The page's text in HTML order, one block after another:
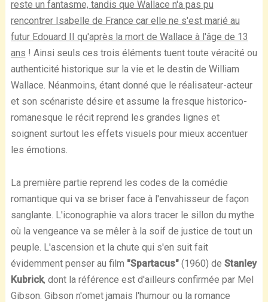
reste un fantasme, tandis que Wallace n'a pas pu
rencontrer Isabelle de France car elle ne s'est marié au
futur Edouard II qu'après la mort de Wallace à l'âge de 13
ans ! Ainsi seuls ces trois éléments tuent toute véracité ou
authenticité historique sur la vie et le destin de William
Wallace. Néanmoins, étant donné que le réalisateur-acteur
et son scénariste désire et assume la fresque historico-
romanesque le récit reprend les grandes lignes et
soignent surtout les effets visuels pour mieux accentuer
les émotions.
La première partie reprend les codes de la comédie
romantique qui va se briser face à l'envahisseur de façon
sanglante. L'iconographie va alors tracer le sillon du mythe
où la vengeance va se mêler à la soif de justice de tout un
peuple. L'ascension et la chute qui s'en suit fait
évidemment penser au film "Spartacus"(1960) de Stanley
Kubrick, dont la référence est d'ailleurs confirmée par Mel
Gibson. Gibson n'omet jamais l'humour ou la romance